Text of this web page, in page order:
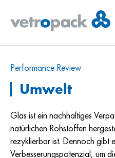
Performance Review
Umwelt
Glas ist ein nachhaltiges
natürlichen Rohstoffen
rezyklierbar ist. Dennoch gibt
Verbesserungspotenzial, um